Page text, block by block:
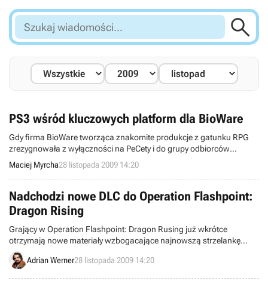
Szukaj
wiadomości...

PS3 wśród kluczowych platform dla BioWare
Gdy firma BioWare tworząca znakomite produkcje z gatunku RPG
zrezygnowała z wyłączności na PeCety i do grupy odbiorców
dołączyła również konsolowców, część posiadaczy komputerów
osobistych poczuła się z pewnością „zdradzona”. Niestety, takie są
jednak prawa rynku – obecnie pojawia się coraz więcej produkcji
multiplatformowych. I wygląda na to, że podobny kierunek obrało
BioWare.
Maciej Myrcha28 listopada 2009 14:20
Nadchodzi nowe DLC do Operation Flashpoint:
Dragon Rising
Grający w Operation Flashpoint: Dragon Rusing już wkrótce
otrzymają nowe materiały wzbogacające najnowszą strzelankę
Codemasters.
Adrian Werner28 listopada 2009 14:20